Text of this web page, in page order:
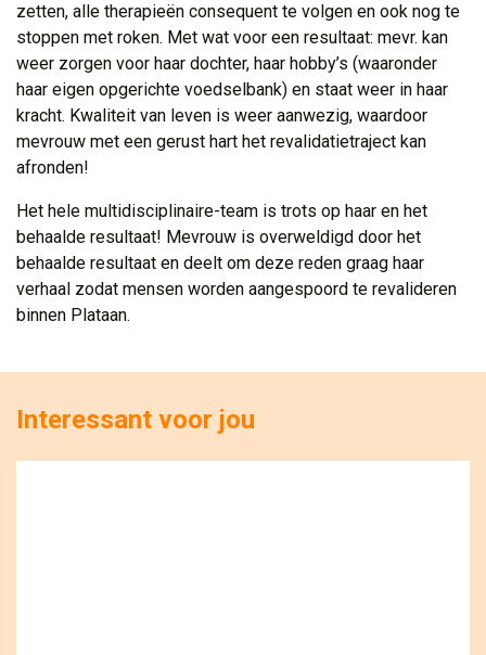
zetten, alle therapieën consequent te volgen en ook nog te
stoppen met roken. Met wat voor een resultaat: mevr. kan
weer zorgen voor haar dochter, haar hobby’s (waaronder
haar eigen opgerichte voedselbank) en staat weer in haar
kracht. Kwaliteit van leven is weer aanwezig, waardoor
mevrouw met een gerust hart het revalidatietraject kan
afronden!
Het hele multidisciplinaire-team is trots op haar en het
behaalde resultaat! Mevrouw is overweldigd door het
behaalde resultaat en deelt om deze reden graag haar
verhaal zodat mensen worden aangespoord te revalideren
binnen Plataan.
Interessant voor jou